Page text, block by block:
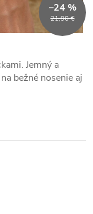
21,90 €
–24 %
Jemný a
bežné nosenie aj